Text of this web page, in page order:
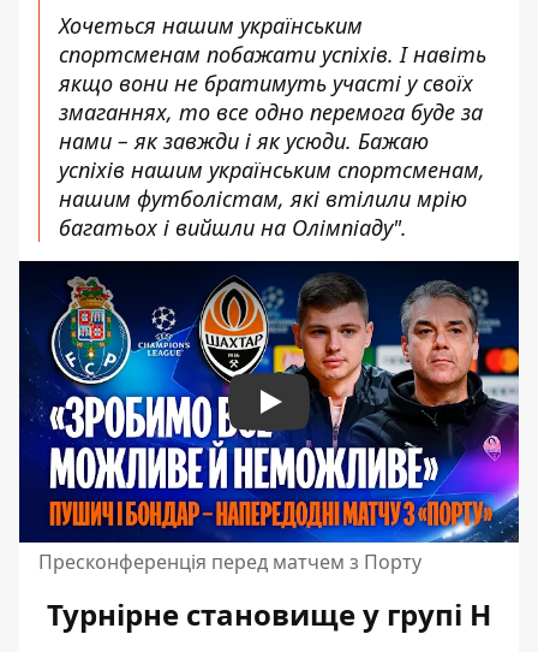
Хочеться нашим українським
спортсменам побажати успіхів. І навіть
якщо вони не братимуть участі у своїх
змаганнях, то все одно перемога буде за
нами – як завжди і як усюди. Бажаю
успіхів нашим українським спортсменам,
нашим футболістам, які втілили мрію
багатьох і вийшли на Олімпіаду".
Play
Пресконференція перед матчем з Порту
Турнірне становище у групі Н